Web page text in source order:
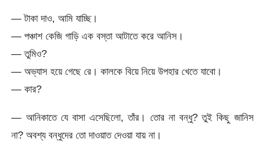
— টাকা দাও, আমি যাচ্ছি।
— পঞ্চাশ কেজি গাড়ি এক বস্তা আটাতে করে আনিস।
— তুমিও?
— অভ্যাস হয়ে গেছে রে। কালকে বিয়ে নিয়ে উপহার খেতে যাবো।
— কার?
— আনিকাতে যে বাসা এসেছিলো, তাঁর। তোর না বন্ধু? তুই কিছু জানিস
না? অবশ্য বন্ধুদের তো দাওয়াত দেওয়া যায় না।